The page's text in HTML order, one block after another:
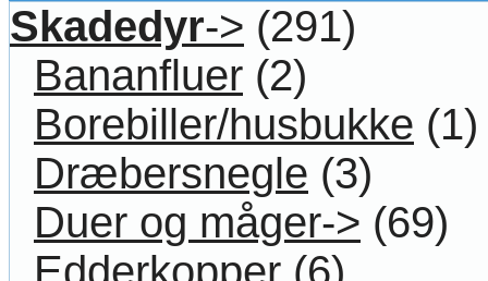
Skadedyr-> (291)
Bananfluer (2)
Borebiller/husbukke (1)
Dræbersnegle (3)
Duer og måger-> (69)
Edderkopper (6)